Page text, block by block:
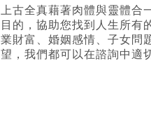
上古全真藉著肉體與靈體
目的，協助您找到人生所有
業財富、婚姻感情、子女問
望，我們都可以在諮詢中適